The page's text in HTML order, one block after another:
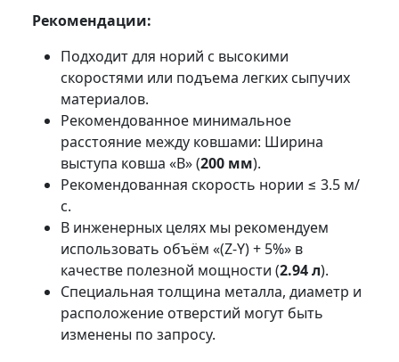
Рекомендации:
Подходит для норий с высокими
скоростями или подъема легких сыпучих
материалов.
Рекомендованное минимальное
расстояние между ковшами: Ширина
выступа ковша «B» (200 мм).
Рекомендованная скорость нории ≤ 3.5 м/
с.
В инженерных целях мы рекомендуем
использовать объём «(Z-Y) + 5%» в
качестве полезной мощности (2.94 л).
Специальная толщина металла, диаметр и
расположение отверстий могут быть
изменены по запросу.